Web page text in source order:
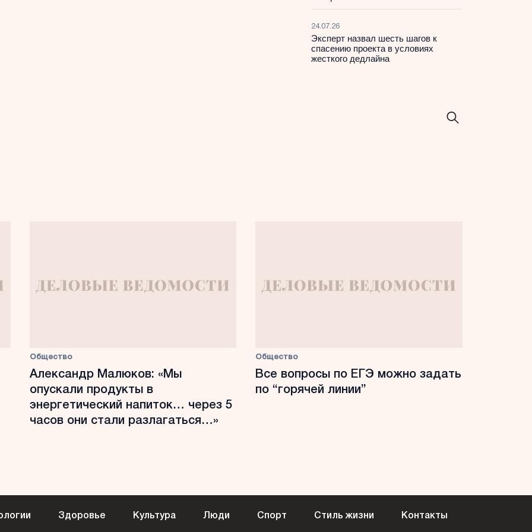
24.07.26
Эксперт назвал шесть шагов к
спасению проекта в условиях
жесткого дедлайна
Общество
Александр Малюков: «Мы
опускали продукты в
энергетический напиток… через 5
часов они стали разлагаться…»
Общество
Все вопросы по ЕГЭ можно задать
по “горячей линии”
Здоровье Культура Люди Спорт Стиль жизни Контакты